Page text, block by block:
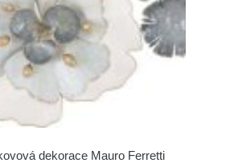
dekorace Mauro Ferretti